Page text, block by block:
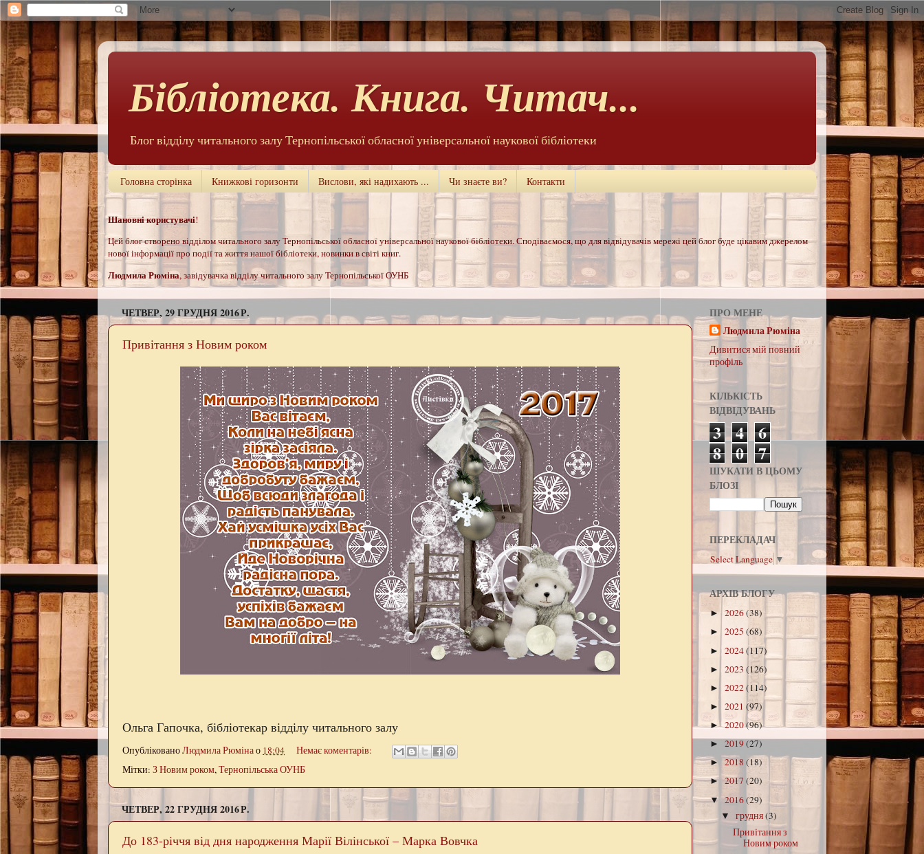
Бібліотека. Книга. Читач...
Блог відділу читального залу Тернопільської обласної універсальної наукової бібліотеки
Головна сторінка Книжкові горизонти Вислови, які надихають ... Чи знаєте ви? Контакти
Шановні користувачі!
Цей блог створено відділом читального залу Тернопільської обласної універсальної наукової бібліотеки. Сподіваємося, що для відвідувачів мережі цей блог буде цікавим джерелом
нової інформації про події та життя нашої бібліотеки, новинки в світі книг.
Людмила Рюміна, завідувачка відділу читального залу Тернопільської ОУНБ
ЧЕТВЕР, 29 ГРУДНЯ 2016 Р.
Привітання з Новим роком
Ольга Гапочка, бібліотекар відділу читального залу
ОпублікованоЛюдмила Рюмінао 18:04
Немає коментарів:
Мітки: З Новим роком,Тернопільська ОУНБ
ЧЕТВЕР, 22 ГРУДНЯ 2016 Р.
До 183-річчя від дня народження Марії Вілінської – Марка Вовчка
ПРО МЕНЕ
Людмила Рюміна
Дивитися мій повний
профіль
КІЛЬКІСТЬ
ВІДВІДУВАНЬ
3 4 6
8 0 7
ШУКАТИ В ЦЬОМУ
БЛОЗІ
ПЕРЕКЛАДАЧ
Select Language ▼
АРХІВ БЛОГУ
► 2026(38)
► 2025 (68)
► 2024(117)
► 2023 (126)
► 2022(114)
► 2021 (97)
►2020(96)
► 2019(27)
► 2018 (18)
►2017 (20)
▼2016(29)
▼грудня(3)
Привітання з
Новим роком